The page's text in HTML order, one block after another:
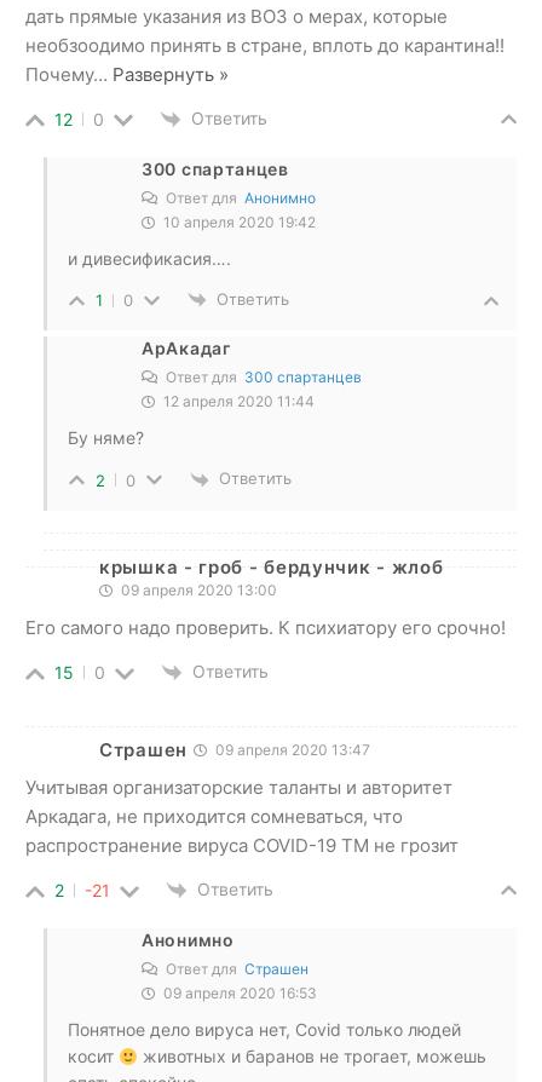
дать прямые указания из ВОЗ о мерах, которые
необзоодимо принять в стране, вплоть до карантина!!
Почему… Развернуть »
12 0 Ответить
300 спартанцев
Ответ для Анонимно
10 апреля 2020 19:42
и дивесификасия….
1 0 Ответить
АрАкадаг
Ответ для 300 спартанцев
12 апреля 2020 11:44
Бу няме?
2 0 Ответить
крышка - гроб - бердунчик - жлоб
09 апреля 2020 13:00
Его самого надо проверить. К психиатору его срочно!
15 0 Ответить
Страшен 09 апреля 2020 13:47
Учитывая организаторские таланты и авторитет
Аркадага, не приходится сомневаться, что
распространение вируса COVID-19 ТМ не грозит
2 -21 Ответить
Анонимно
Ответ для Страшен
09 апреля 2020 16:53
Понятное дело вируса нет, Covid только людей
косит
животных и баранов не трогает, можешь